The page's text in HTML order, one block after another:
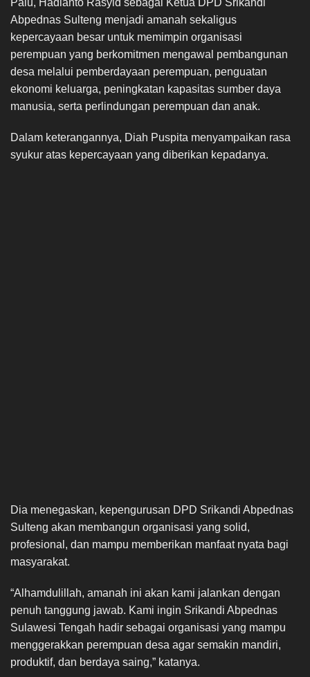
Abpednas Sulteng menjadi amanah sekaligus
kepercayaan besar untuk memimpin organisasi
perempuan yang berkomitmen mengawal pembangunan
desa melalui pemberdayaan perempuan, penguatan
ekonomi keluarga, peningkatan kapasitas sumber daya
manusia, serta perlindungan perempuan dan anak.
Dalam keterangannya, Diah Puspita menyampaikan rasa
syukur atas kepercayaan yang diberikan kepadanya.
Dia menegaskan, kepengurusan DPD Srikandi Abpednas
Sulteng akan membangun organisasi yang solid,
profesional, dan mampu memberikan manfaat nyata bagi
masyarakat.
“Alhamdulillah, amanah ini akan kami jalankan dengan
penuh tanggung jawab. Kami ingin Srikandi Abpednas
Sulawesi Tengah hadir sebagai organisasi yang mampu
menggerakkan perempuan desa agar semakin mandiri,
produktif, dan berdaya saing,” katanya.